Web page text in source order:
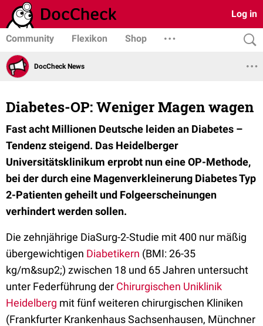
Log in
Community Flexikon Shop
DocCheck News
Diabetes-OP: Weniger Magen wagen
Fast acht Millionen Deutsche leiden an Diabetes –
Tendenz steigend. Das Heidelberger
Universitätsklinikum erprobt nun eine OP-Methode,
bei der durch eine Magenverkleinerung Diabetes Typ
2-Patienten geheilt und Folgeerscheinungen
verhindert werden sollen.
Die zehnjährige DiaSurg-2-Studie mit 400 nur mäßig
übergewichtigen Diabetikern (BMI: 26-35
kg/m&sup2;) zwischen 18 und 65 Jahren untersucht
unter Federführung der Chirurgischen Uniklinik
Heidelberg mit fünf weiteren chirurgischen Kliniken
(Frankfurter Krankenhaus Sachsenhausen, Münchner